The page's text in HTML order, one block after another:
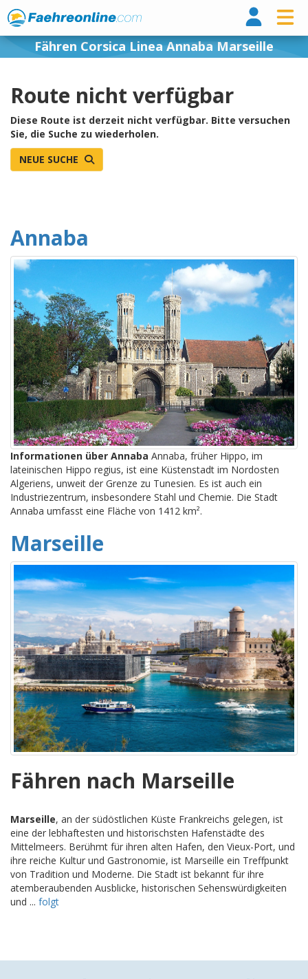
Fähren Corsica Linea Annaba Marseille
Route nicht verfügbar
Diese Route ist derzeit nicht verfügbar. Bitte versuchen
Sie, die Suche zu wiederholen.
NEUE SUCHE
Annaba
Informationen über Annaba Annaba, früher Hippo, im
lateinischen Hippo regius, ist eine Küstenstadt im Nordosten
Algeriens, unweit der Grenze zu Tunesien. Es ist auch ein
Industriezentrum, insbesondere Stahl und Chemie. Die Stadt
Annaba umfasst eine Fläche von 1412 km².
Marseille
Fähren nach Marseille
Marseille, an der südöstlichen Küste Frankreichs gelegen, ist
eine der lebhaftesten und historischsten Hafenstädte des
Mittelmeers. Berühmt für ihren alten Hafen, den Vieux-Port, und
ihre reiche Kultur und Gastronomie, ist Marseille ein Treffpunkt
von Tradition und Moderne. Die Stadt ist bekannt für ihre
atemberaubenden Ausblicke, historischen Sehenswürdigkeiten
und ... folgt